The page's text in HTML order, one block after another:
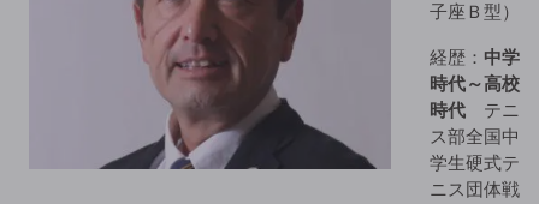
子座Ｂ型）
経歴： 中学
時代～高校
時代 テニ
ス部全国中
学生硬式テ
ニス団体戦